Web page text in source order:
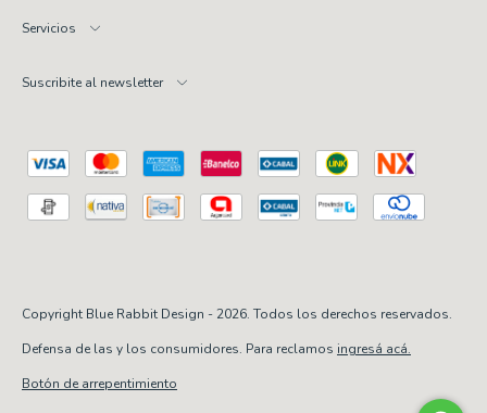
Servicios
Suscribite al newsletter
Copyright Blue Rabbit Design - 2026. Todos los derechos reservados.
Defensa de las y los consumidores. Para reclamos ingresá acá.
Botón de arrepentimiento